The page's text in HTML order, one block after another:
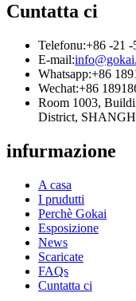
Cuntatta ci
Telefonu:+86 -21 -
E-mail:
Whatsapp:+86
Wechat:+86
Room 1003,
District,
infurmazione
A casa
I prudutti
Perchè Gokai
Esposizione
News
Scaricate
FAQs
Cuntatta ci